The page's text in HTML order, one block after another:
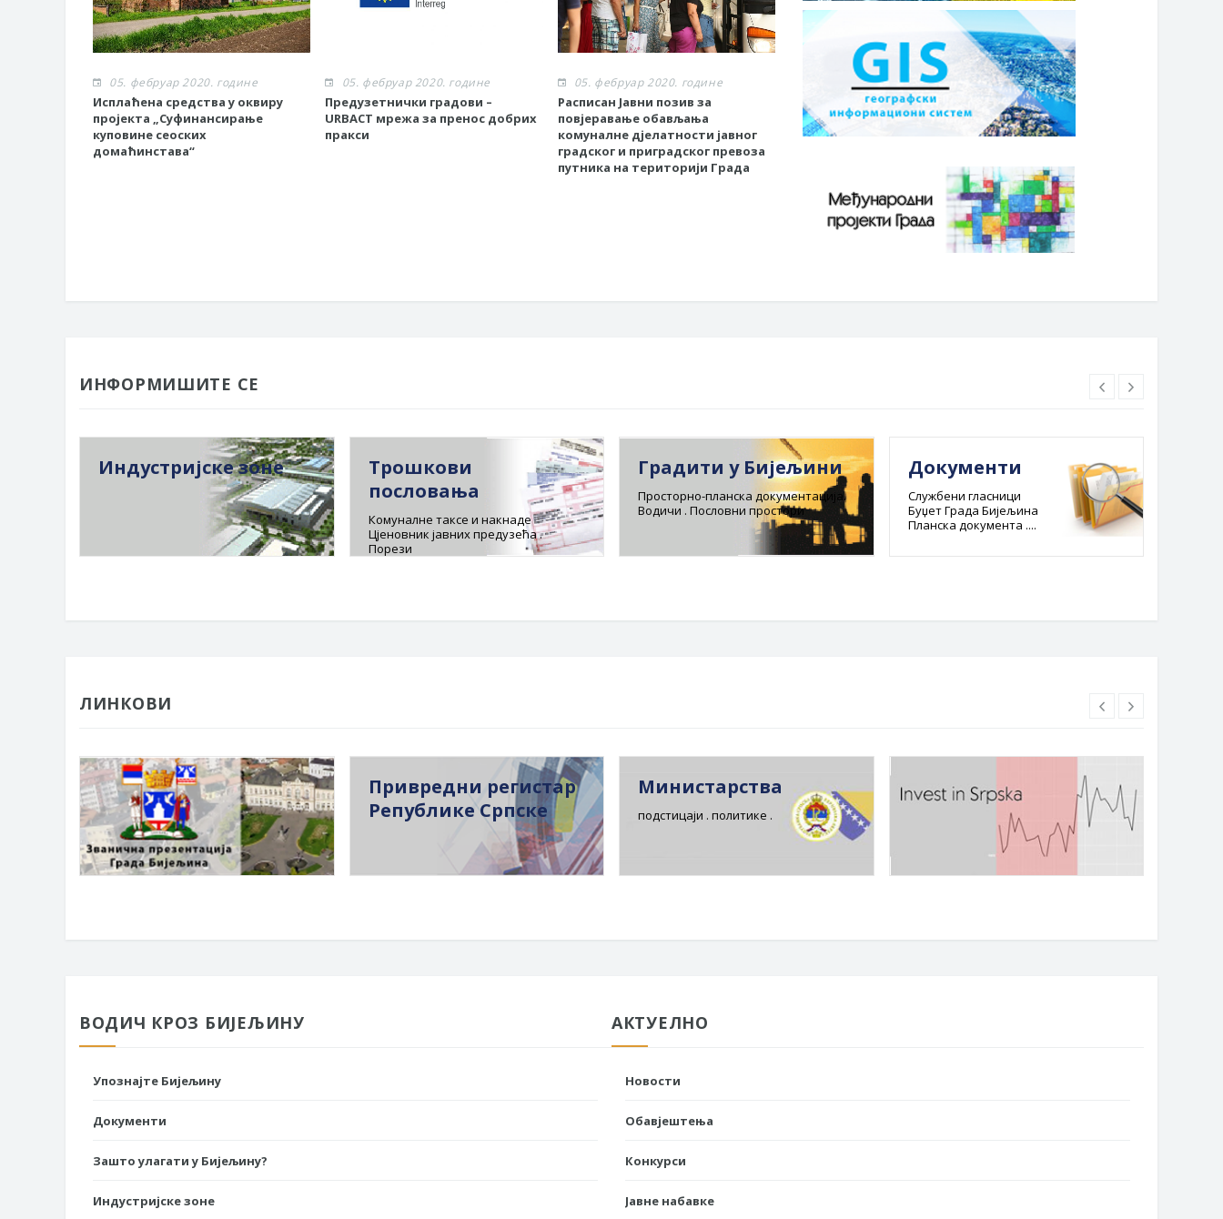
05. фебруар 2020. године
Исплаћена средства у оквиру
пројекта „Суфинансирање
куповине сеоских
домаћинстава“
05. фебруар 2020. године
Предузетнички градови –
URBACT мрежа за пренос добрих
пракси
05. фебруар 2020. године
Расписан Jавни позив за
повјеравање обављања
комуналне дјелатности јавног
градског и приградског превоза
путника на територији Града
05. фебруар 2020. године
Отворен Јавни позив за додјелу
подстицајних средстава за
самозапошљавање предузетника
05. фебруар 2020. године
Представници Града Бијељина
на дискусији о слободним
зонама на Јахорина
ИНФОРМИШИТЕ СЕ
Индустријске зоне
Трошкови
пословања
Комуналне таксе и накнаде
Цјеновник јавних предузећа .
Порези
Градити у Бијељини
Просторно-планска документација.
Водичи . Пословни простори
Документи
Службени гласници
Буџет Града Бијељина
Планска документа ....
ЛИНКОВИ
Привредни регистар
Републике Српске
Министарства
подстицаји . политике .
ВОДИЧ КРОЗ БИЈЕЉИНУ
Упознајте Бијељину
Документи
Зашто улагати у Бијељину?
Индустријске зоне
АКТУЕЛНО
Новости
Обавјештења
Конкурси
Јавне набавке